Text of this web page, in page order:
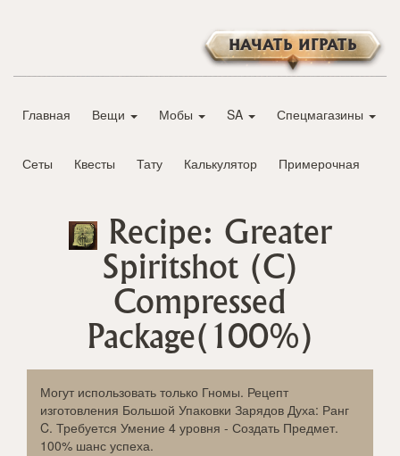
НАЧАТЬ ИГРАТЬ
Главная Вещи Мобы SA Спецмагазины
Сеты Квесты Тату Калькулятор Примерочная
Recipe: Greater
Spiritshot (C)
Compressed
Package(100%)
Могут использовать только Гномы. Рецепт
изготовления Большой Упаковки Зарядов Духа: Ранг
C. Требуется Умение 4 уровня - Создать Предмет.
100% шанс успеха.